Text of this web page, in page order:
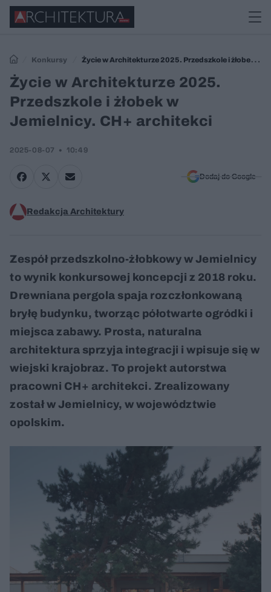
Konkursy
Życie w Architekturze 2025. Przedszkole i żłobek w
Jemielnicy. CH+ architekci
Życie w Architekturze 2025.
Przedszkole i żłobek w
Jemielnicy. CH+ architekci
2025-08-07 10:49
Dodaj do Google
Redakcja Architektury
Zespół przedszkolno-żłobkowy w Jemielnicy
to wynik konkursowej koncepcji z 2018 roku.
Drewniana pergola spaja rozczłonkowaną
bryłę budynku, tworząc półotwarte ogródki i
miejsca zabawy. Prosta, naturalna
architektura sprzyja integracji i wpisuje się w
wiejski krajobraz. To projekt autorstwa
pracowni CH+ architekci. Zrealizowany
został w Jemielnicy, w województwie
opolskim.